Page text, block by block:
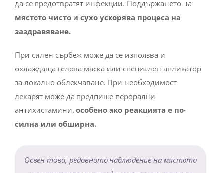
да се предотвратят инфекции. Поддържането на
мястото чисто и сухо ускорява процеса на
заздравяване.
При силен сърбеж може да се използва и
охлаждаща гелова маска или специален апликатор
за локално облекчаване. При необходимост
лекарят може да предпише перорални
антихистамини, особено ако реакцията е по-
силна или обширна.
Освен това, редовното наблюдение на мястото